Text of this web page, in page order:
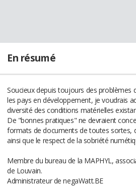
En résumé
Soucieux depuis toujours des problèmes
les pays en développement, je voudrais
diversité des conditions matérielles
De "bonnes pratiques" ne devraient
formats de documents de toutes sortes,
ainsi que le respect de la sobriété
Membre du bureau de la MAPHYL,
de Louvain.
Administrateur de negaWatt.BE